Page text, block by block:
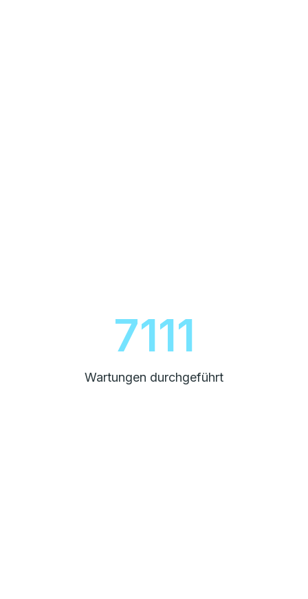
8000
Wartungen durchgeführt